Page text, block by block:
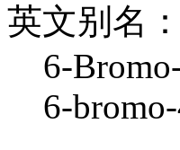
英文别名：
6-
6-